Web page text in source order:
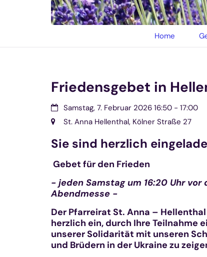
Home
Friedensgebet in
Datum:Samstag, 7. Februar 2026 16:50 - 17:00
Ort:St. Anna Hellenthal, Kölner Straße 27
Sie sind herzlich
Gebet für den Frieden
- jeden Samstag um 16:20 Uhr vor
Abendmesse -
Der Pfarreirat St. Anna –
herzlich ein, durch Ihre Teilnahme
unserer Solidarität mit unseren
und Brüdern in der Ukraine zu